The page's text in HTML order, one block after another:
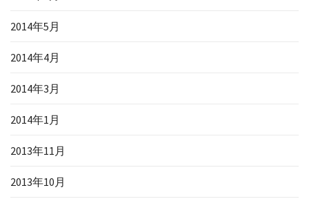
2014年5月
2014年4月
2014年3月
2014年1月
2013年11月
2013年10月